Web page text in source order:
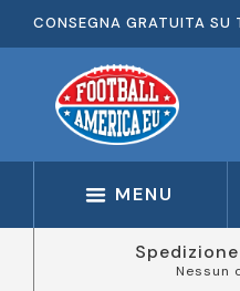
CONSEGNA GRATUITA
MENU
Nessun